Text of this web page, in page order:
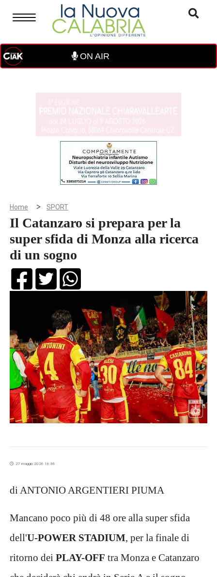
ON AIR
Home > SPORT
Il Catanzaro si prepara per la
super sfida di Monza alla ricerca
di un sogno
27 maggio 2026 16:36
di ANTONIO ARGENTIERI PIUMA
Mancano poco più di 48 ore alla super sfida
dell'U-POWER STADIUM, per la finale di
ritorno dei PLAY-OFF tra Monza e Catanzaro